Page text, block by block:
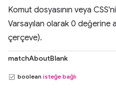
Komut dosyasının veya
Varsayılan olarak 0 değerine
çerçeve).
matchAboutBlank
boolean isteğe bağlı